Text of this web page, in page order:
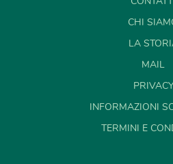
CHI
LA
MAIL
PRIVACY
INFORMAZIONI
TERMINI E